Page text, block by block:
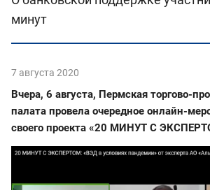
минут
7 августа 2020
Вчера, 6 августа, Пермская торгово-
палата провела очередное онлайн-
своего проекта «20 МИНУТ С